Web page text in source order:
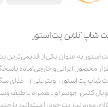
شاپ آنلاین پت استور
محصول ایرانی و خارجی آماده
شاپ پت استور، ویترینی از غذای
کنین، جوسرا و .. همراه با طیف
مورد نیاز پت خود را میتوانید با